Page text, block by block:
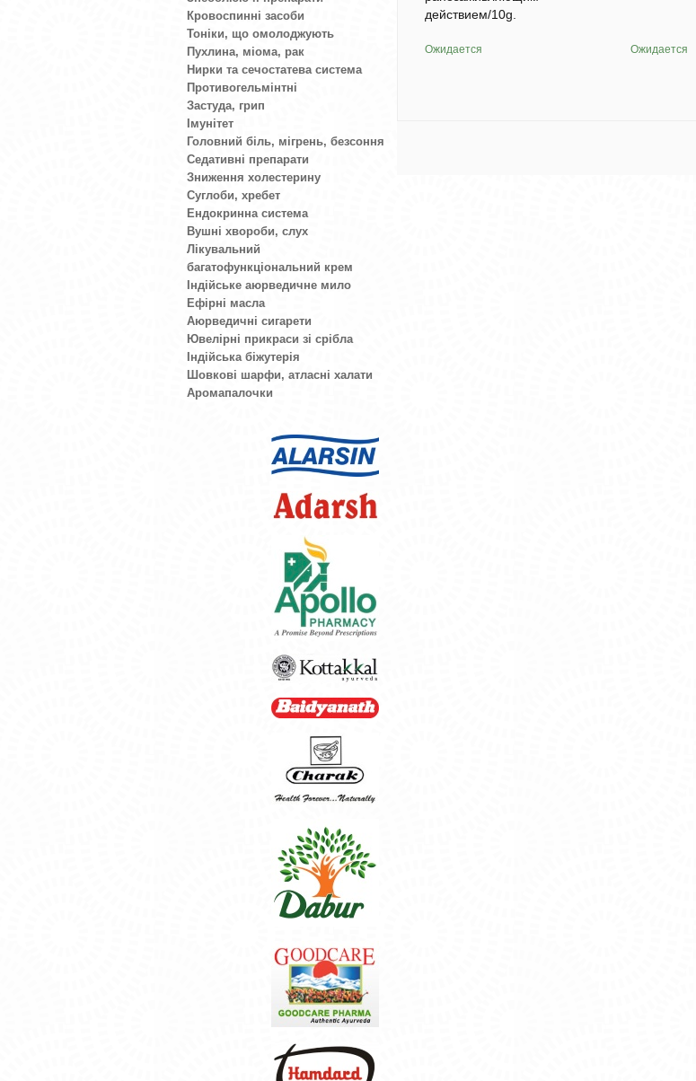
Кровоспинні засоби
Тоніки, що омолоджують
Пухлина, міома, рак
Нирки та сечостатева система
Противогельмінтні
Застуда, грип
Імунітет
Головний біль, мігрень, безсоння
Седативні препарати
Зниження холестерину
Суглоби, хребет
Ендокринна система
Вушні хвороби, слух
Лікувальний
багатофункціональний крем
Індійське аюрведичне мило
Ефірні масла
Аюрведичні сигарети
Ювелірні прикраси зі срібла
Індійська біжутерія
Шовкові шарфи, атласні халати
Аромапалочки
действием/10g.
Ожидается Ожидается